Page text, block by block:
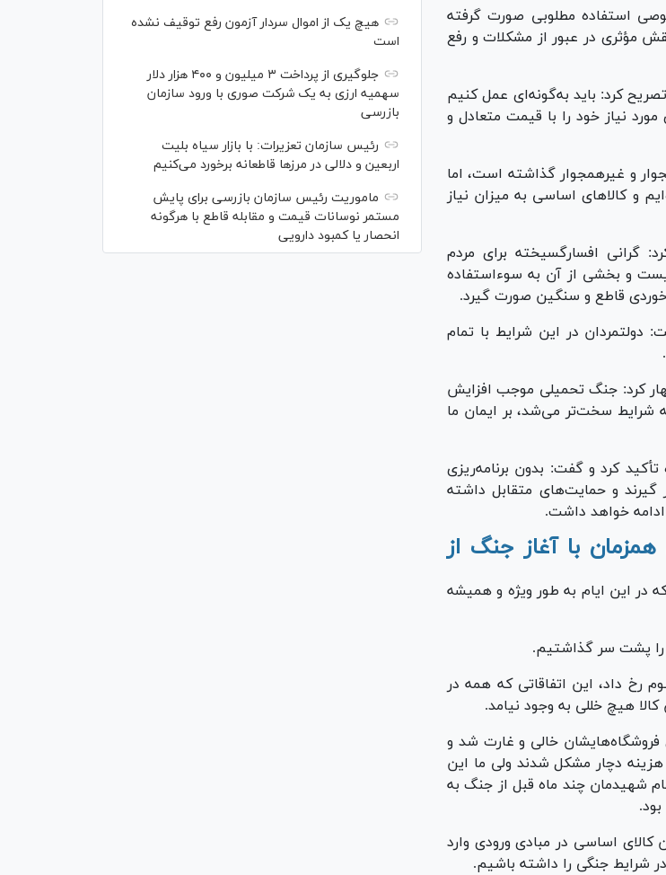
استفاده مطلوبی صورت گرفته
مؤثری در عبور از مشکلات و رفع
کرد: باید به‌گونه‌ای عمل کنیم
نیاز خود را با قیمت متعادل و
و غیرهمجوار گذاشته است، اما
و کالا‌های اساسی به میزان نیاز
گرانی افسارگسیخته برای مردم
و بخشی از آن به سوءاستفاده
برخوردی قاطع و سنگین صورت گیرد.
دولتمردان در این شرایط با تمام
کرد: جنگ تحمیلی موجب افزایش
شرایط سخت‌تر می‌شد، بر ایمان ما
تأکید کرد و گفت: بدون برنامه‌ریزی
گیرند و حمایت‌های متقابل داشته
ادامه خواهد داشت.
اساسی همزمان با آغاز جنگ از
در این ایام به طور ویژه و همیشه
پشت سر گذاشتیم.
داد، این اتفاقاتی که همه در
هیچ خللی به وجود نیامد.
خالی و غارت شد و
دچار مشکل شدند ولی ما این
شهیدمان چند ماه قبل از جنگ به
میلیون و سیصد هزار تن کالای اساسی در مبادی ورودی وارد
شرایط جنگی را داشته باشیم.
هیچ یک از اموال سردار آزمون رفع توقیف نشده
است
جلوگیری از پرداخت ۳ میلیون و ۴۰۰ هزار دلار
سهمیه ارزی به یک شرکت صوری با ورود سازمان
بازرسی
رئیس سازمان تعزیرات: با بازار سیاه بلیت
اربعین و دلالی در مرز‌ها قاطعانه برخورد می‌کنیم
ماموریت رئیس سازمان بازرسی برای پایش
مستمر نوسانات قیمت و مقابله قاطع با هرگونه
انحصار یا کمبود دارویی